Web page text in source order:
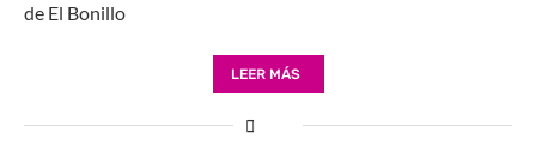
de El Bonillo
LEER MÁS